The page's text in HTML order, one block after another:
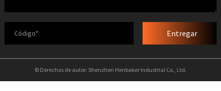
Entregar
© Derechos de autor: Shenzhen Henbaker Industrial Co., Ltd.